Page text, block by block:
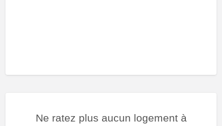
Ne ratez plus aucun logement à